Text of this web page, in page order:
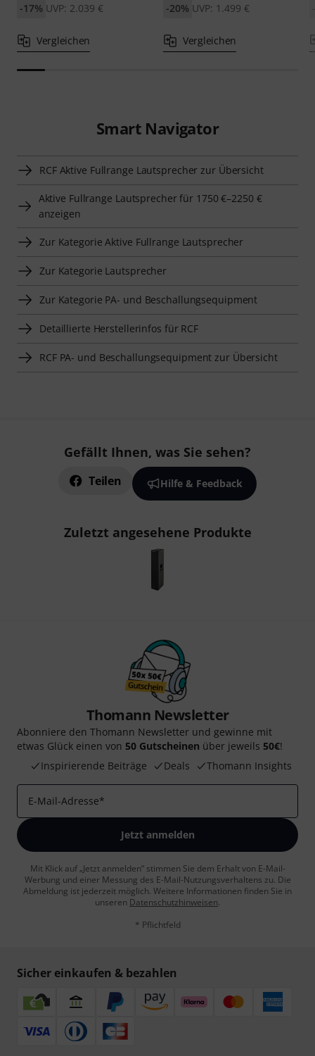
UVP: 2.039 €
-17%
Vergleichen
UVP: 1.499 €
-20%
Vergleichen
Smart Navigator
RCF Aktive Fullrange Lautsprecher zur Übersicht
Aktive Fullrange Lautsprecher für 1750 €–2250 €
anzeigen
Zur Kategorie Aktive Fullrange Lautsprecher
Zur Kategorie Lautsprecher
Zur Kategorie PA- und Beschallungsequipment
Detaillierte Herstellerinfos für RCF
RCF PA- und Beschallungsequipment zur Übersicht
Gefällt Ihnen, was Sie sehen?
Teilen Hilfe & Feedback
Zuletzt angesehene Produkte
Thomann Newsletter
Abonniere den Thomann Newsletter und gewinne mit
etwas Glück einen von 50 Gutscheinen über jeweils 50€!
Inspirierende Beiträge
Deals Thomann Insights
E-Mail-Adresse*
Jetzt anmelden
Mit Klick auf „Jetzt anmelden“ stimmen Sie dem Erhalt von E-Mail-
Werbung und einer Messung des E-Mail-Nutzungsverhaltens zu. Die
Abmeldung ist jederzeit möglich. Weitere Informationen finden Sie in
unseren Datenschutzhinweisen.
* Pflichtfeld
Sicher einkaufen & bezahlen